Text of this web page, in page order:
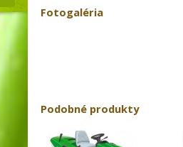
Fotogaléria
Podobné produkty